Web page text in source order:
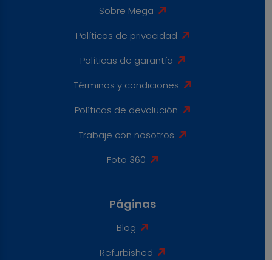
Sobre Mega
Políticas de privacidad
Políticas de garantía
Términos y condiciones
Políticas de devolución
Trabaje con nosotros
Foto 360
Páginas
Blog
Refurbished